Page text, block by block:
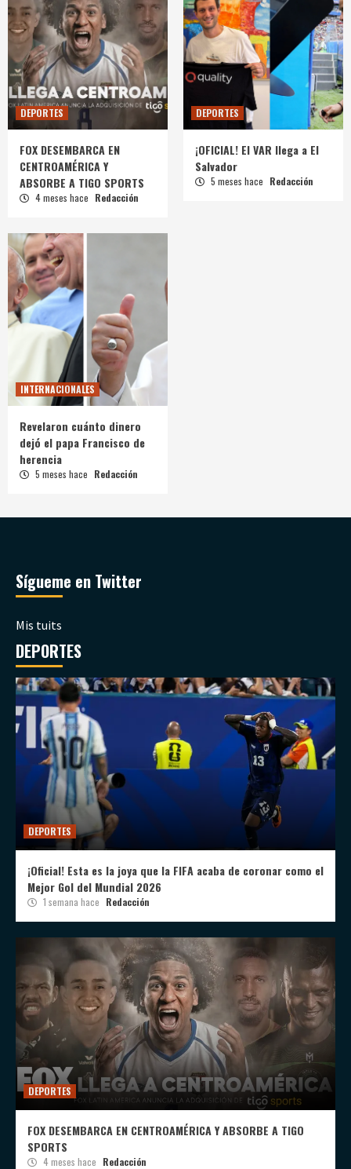
DEPORTES
FOX DESEMBARCA EN
CENTROAMÉRICA Y
ABSORBE A TIGO SPORTS
4 meses hace Redacción
DEPORTES
¡OFICIAL! El VAR llega a El
Salvador
5 meses hace Redacción
INTERNACIONALES
Revelaron cuánto dinero
dejó el papa Francisco de
herencia
5 meses hace Redacción
Sígueme en Twitter
Mis tuits
DEPORTES
DEPORTES
¡Oficial! Esta es la joya que la FIFA acaba de coronar como el
Mejor Gol del Mundial 2026
1 semana hace Redacción
DEPORTES
FOX DESEMBARCA EN CENTROAMÉRICA Y ABSORBE A TIGO
SPORTS
4 meses hace Redacción